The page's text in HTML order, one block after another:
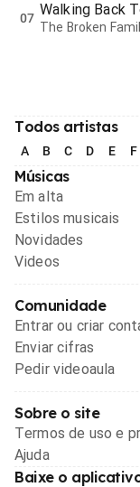
07 Walking Back
The Broken
Todos artistas
A B C D E F
Músicas
Em alta
Estilos musicais
Novidades
Videos
Comunidade
Entrar ou criar
Enviar cifras
Pedir videoaula
Sobre o site
Termos de uso e
Ajuda
Baixe o